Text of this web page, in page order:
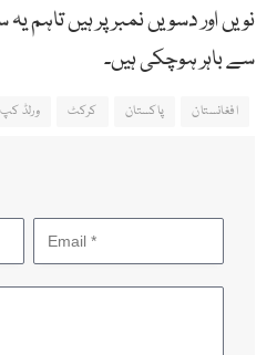
نویں اور دسویں نمبر پر ہیں تاہم
سے باہر ہوچکی ہیں۔
افغانستان پاکستان کرکٹ ورلڈ کپ